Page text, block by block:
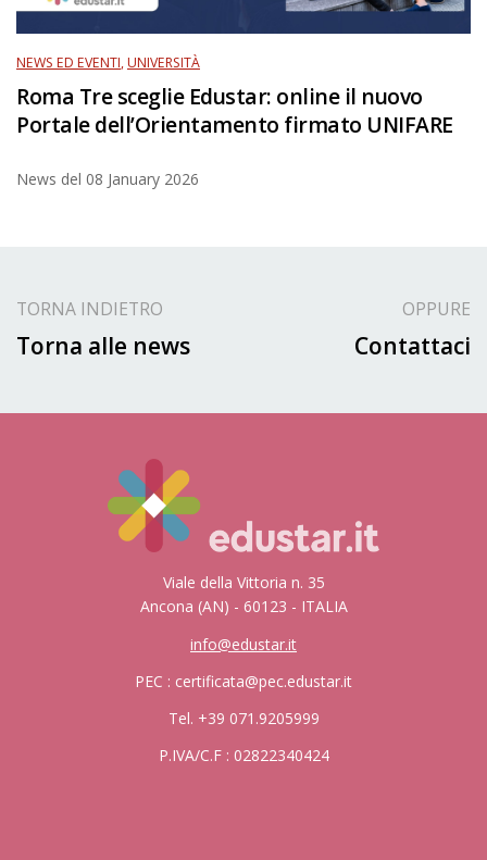
NEWS ED EVENTI,UNIVERSITÀ
Roma Tre sceglie Edustar: online il nuovo
Portale dell’Orientamento firmato UNIFARE
News del 08 January 2026
TORNA INDIETRO
Torna alle news
OPPURE
Contattaci
Viale della Vittoria n. 35
Ancona (AN) - 60123 - ITALIA
info@edustar.it
PEC : certificata@pec.edustar.it
Tel. +39 071.9205999
P.IVA/C.F : 02822340424